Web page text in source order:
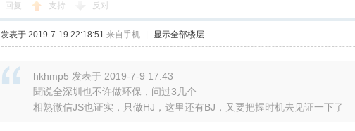
回复 支持 反对
发表于 2019-7-19 22:18:51 来自手机 显示全部楼层
hkhmp5 发表于 2019-7-9 17:43
聞说全深圳也不许做环保，问过3几个
相熟微信JS也证实，只做HJ，这里还有BJ，又要把握时机去见证一下了